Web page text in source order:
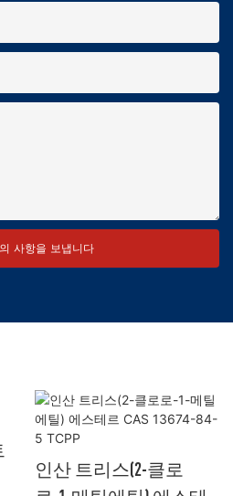
사항을 보냅니다
인산 트리스(2-클로